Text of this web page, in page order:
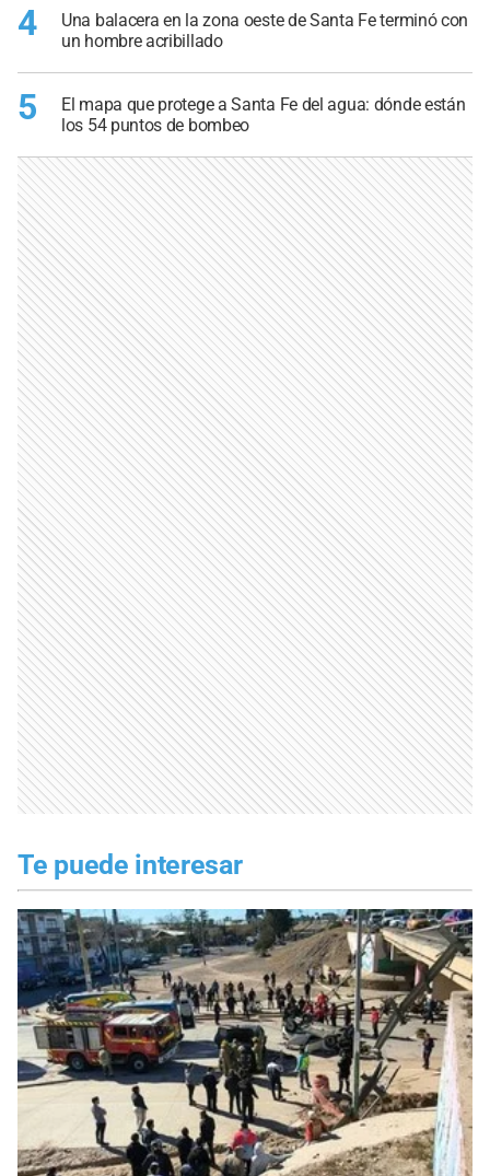
4
Una balacera en la zona oeste de Santa Fe terminó con
un hombre acribillado
5
El mapa que protege a Santa Fe del agua: dónde están
los 54 puntos de bombeo
Te puede interesar